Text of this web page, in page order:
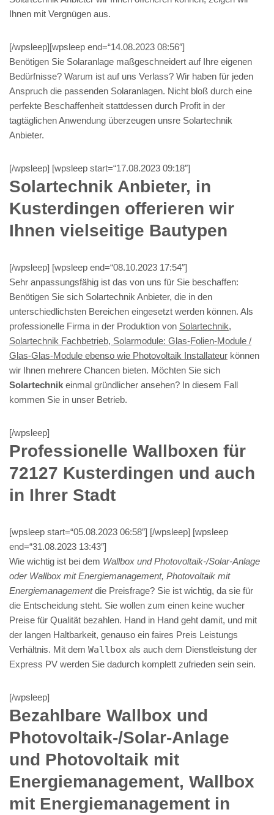
Ihnen mit Vergnügen aus.
[/wpsleep][wpsleep end=“14.08.2023 08:56″]
Benötigen Sie Solaranlage maßgeschneidert auf Ihre eigenen
Bedürfnisse? Warum ist auf uns Verlass? Wir haben für jeden
Anspruch die passenden Solaranlagen. Nicht bloß durch eine
perfekte Beschaffenheit stattdessen durch Profit in der
tagtäglichen Anwendung überzeugen unsre Solartechnik
Anbieter.
[/wpsleep] [wpsleep start=“17.08.2023 09:18″]
Solartechnik Anbieter, in
Kusterdingen offerieren wir
Ihnen vielseitige Bautypen
[/wpsleep] [wpsleep end=“08.10.2023 17:54″]
Sehr anpassungsfähig ist das von uns für Sie beschaffen:
Benötigen Sie sich Solartechnik Anbieter, die in den
unterschiedlichsten Bereichen eingesetzt werden können. Als
professionelle Firma in der Produktion von Solartechnik,
Solartechnik Fachbetrieb, Solarmodule: Glas-Folien-Module /
Glas-Glas-Module ebenso wie Photovoltaik Installateur können
wir Ihnen mehrere Chancen bieten. Möchten Sie sich
Solartechnik einmal gründlicher ansehen? In diesem Fall
kommen Sie in unser Betrieb.
[/wpsleep]
Professionelle Wallboxen für
72127 Kusterdingen und auch
in Ihrer Stadt
[wpsleep start=“05.08.2023 06:58″] [/wpsleep] [wpsleep
end=“31.08.2023 13:43″]
Wie wichtig ist bei dem Wallbox und Photovoltaik-/Solar-Anlage
oder Wallbox mit Energiemanagement, Photovoltaik mit
Energiemanagementdie Preisfrage? Sie ist wichtig, da sie für
die Entscheidung steht. Sie wollen zum einen keine wucher
Preise für Qualität bezahlen. Hand in Hand geht damit, und mit
der langen Haltbarkeit, genauso ein faires Preis Leistungs
Verhältnis. Mit dem Wallbox als auch dem Dienstleistung der
Express PV werden Sie dadurch komplett zufrieden sein sein.
[/wpsleep]
Bezahlbare Wallbox und
Photovoltaik-/Solar-Anlage
und Photovoltaik mit
Energiemanagement, Wallbox
mit Energiemanagement in